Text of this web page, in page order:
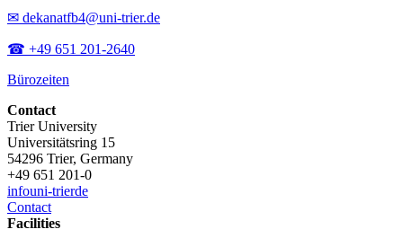
✉ dekanatfb4@uni-trier.de
☎ +49 651 201-2640
Bürozeiten
Contact
Trier University
Universitätsring 15
54296 Trier, Germany
+49 651 201-0
infouni-trierde
Contact
Facilities